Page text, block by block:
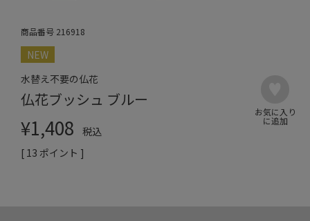
商品番号 216918
NEW
水替え不要の仏花
仏花ブッシュ ブルー
¥1,408
税込
[ 13 ポイント ]